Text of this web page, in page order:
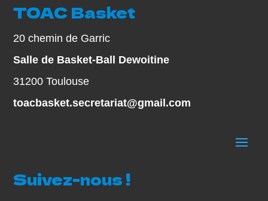
TOAC Basket
20 chemin de Garric
Salle de Basket-Ball Dewoitine
31200 Toulouse
toacbasket.secretariat@gmail.com
Suivez-nous !